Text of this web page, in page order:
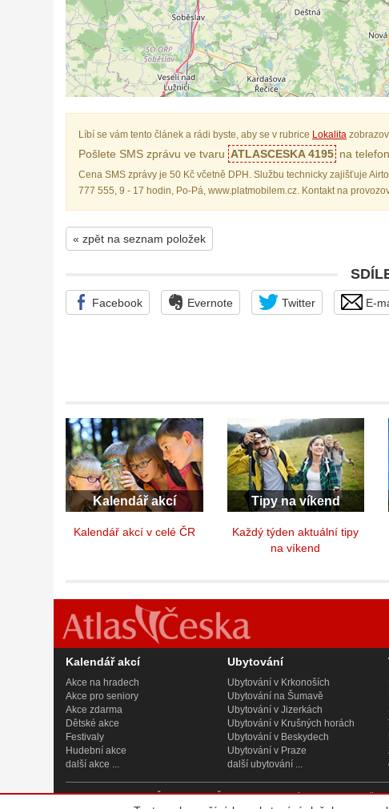
Líbí se vám tento článek a rádi byste, aby se v rubrice Lokalita
Pošlete SMS zprávu ve tvaru ATLASCESKA 4195 na
Cena SMS zprávy je 50 Kč včetně DPH. Službu technicky zajišťuje
777 555, 9 - 17 hodin, Po-Pá, www.platmobilem.cz. Kontakt na
« zpět na seznam položek
Facebook Evernote Twitter E-
Kalendář akcí
Kalendář akcí v celé ČR
Tipy na víkend
Každý týden aktuální tipy
na víkend
Kalendář akcí
Akce na hradech
Akce pro seniory
Akce zdarma
Dětské akce
Festivaly
Hudební akce
další akce ...
Ubytování
Ubytování v Krkonoších
Ubytování na Šumavě
Ubytování v Jizerkách
Ubytování v Krušných horách
Ubytování v Beskydech
Ubytování v Praze
další ubytování ...
© 2007 - 2026Atlas Česka, s.r.o., IČ 242 08 621, se sídlem Praha 2,